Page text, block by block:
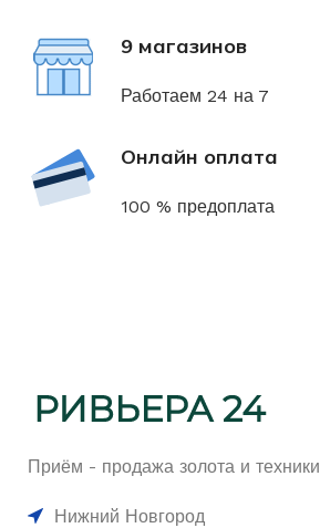
9 магазинов
Работаем 24 на 7
Онлайн оплата
100 % предоплата
Приём - продажа золота и техники
Нижний Новгород